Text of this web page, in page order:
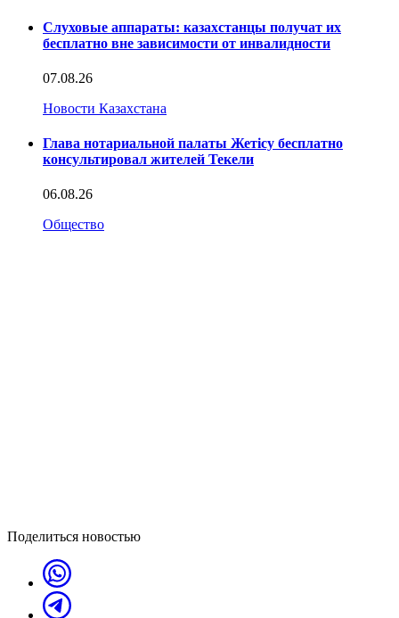
Слуховые аппараты: казахстанцы получат их
бесплатно вне зависимости от инвалидности
07.08.26
Новости Казахстана
Глава нотариальной палаты Жетісу бесплатно
консультировал жителей Текели
06.08.26
Общество
Поделиться новостью